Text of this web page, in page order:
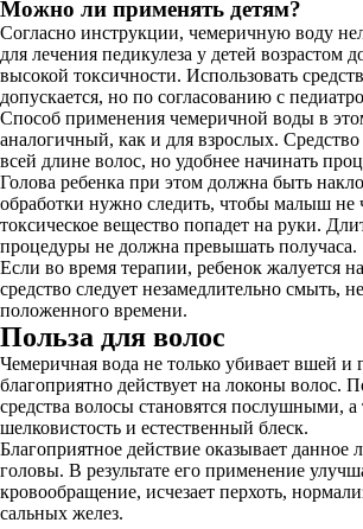
Можно ли применять детям?
Согласно инструкции, чемеричную воду
для лечения педикулеза у детей возрастом
высокой токсичности. Использовать
допускается, но по согласованию с
Способ применения чемеричной воды в
аналогичный, как и для взрослых. Средство
всей длине волос, но удобнее начинать
Голова ребенка при этом должна быть
обработки нужно следить, чтобы малыш не
токсическое вещество попадет на руки.
процедуры не должна превышать получаса.
Если во время терапии, ребенок жалуется
средство следует незамедлительно смыть,
положенного времени.
Польза для волос
Чемеричная вода не только убивает вшей и
благоприятно действует на локоны волос.
средства волосы становятся послушными,
шелковистость и естественный блеск.
Благоприятное действие оказывает данное
головы. В результате его применение
кровообращение, исчезает перхоть,
сальных желез.